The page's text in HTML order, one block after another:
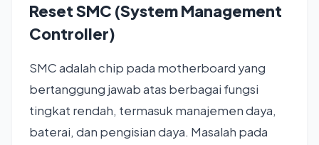
Reset SMC (System Management
Controller)
SMC adalah chip pada motherboard yang
bertanggung jawab atas berbagai fungsi
tingkat rendah, termasuk manajemen daya,
baterai, dan pengisian daya. Masalah pada